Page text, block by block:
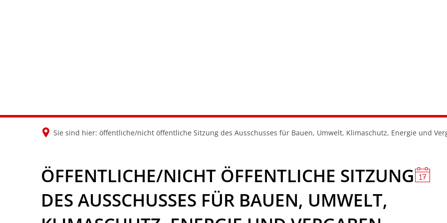
Sie sind hier: öffentliche/nicht öffentliche Sitzung des Ausschusses für Bauen, Umwelt, Klimaschutz, Energie und
ÖFFENTLICHE/NICHT ÖFFENTLICHE SITZUNG
DES AUSSCHUSSES FÜR BAUEN, UMWELT,